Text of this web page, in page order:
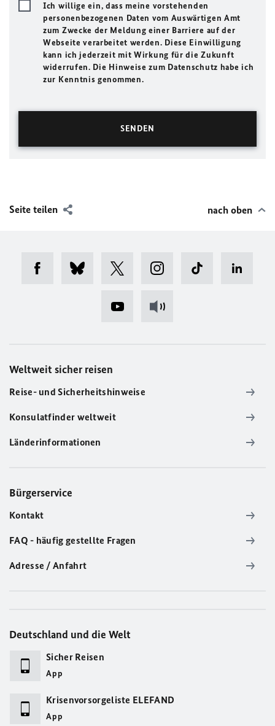
Ich willige ein, dass meine vorstehenden
personenbezogenen Daten vom Auswärtigen Amt
zum Zwecke der Meldung einer Barriere auf der
Webseite verarbeitet werden. Diese Einwilligung
kann ich jederzeit mit Wirkung für die Zukunft
widerrufen. Die Hinweise zum Datenschutz habe ich
zur Kenntnis genommen.
Seite teilen nach oben
Weltweit sicher reisen
Reise- und Sicherheitshinweise
Konsulatfinder weltweit
Länderinformationen
Bürgerservice
Kontakt
FAQ - häufig gestellte Fragen
Adresse / Anfahrt
Deutschland und die Welt
Sicher Reisen
App
Krisenvorsorgeliste ELEFAND
App